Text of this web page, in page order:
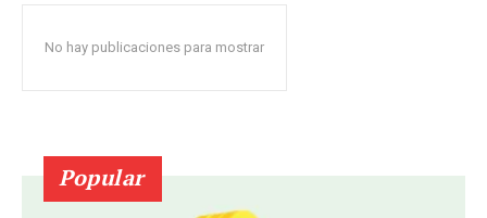
No hay publicaciones para mostrar
Popular